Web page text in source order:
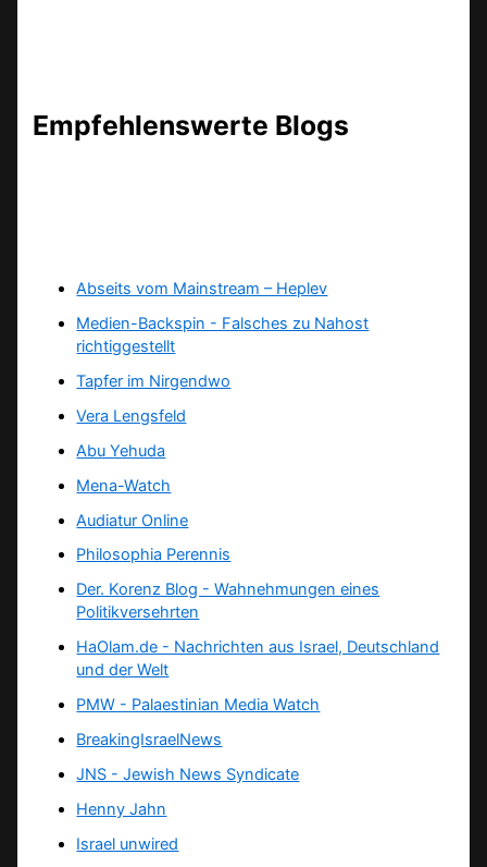
Empfehlenswerte Blogs
Abseits vom Mainstream – Heplev
Medien-Backspin - Falsches zu Nahost
richtiggestellt
Tapfer im Nirgendwo
Vera Lengsfeld
Abu Yehuda
Mena-Watch
Audiatur Online
Philosophia Perennis
Der. Korenz Blog - Wahnehmungen eines
Politikversehrten
HaOlam.de - Nachrichten aus Israel, Deutschland
und der Welt
PMW - Palaestinian Media Watch
BreakingIsraelNews
JNS - Jewish News Syndicate
Henny Jahn
Israel unwired